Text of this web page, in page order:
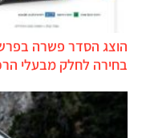
בחירה לחלק מבעלי